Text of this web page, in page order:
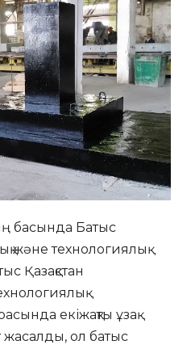
басында Батыс
және технологиялық
Қазақстан
екіжақты ұзақ
жасалды, ол батыс